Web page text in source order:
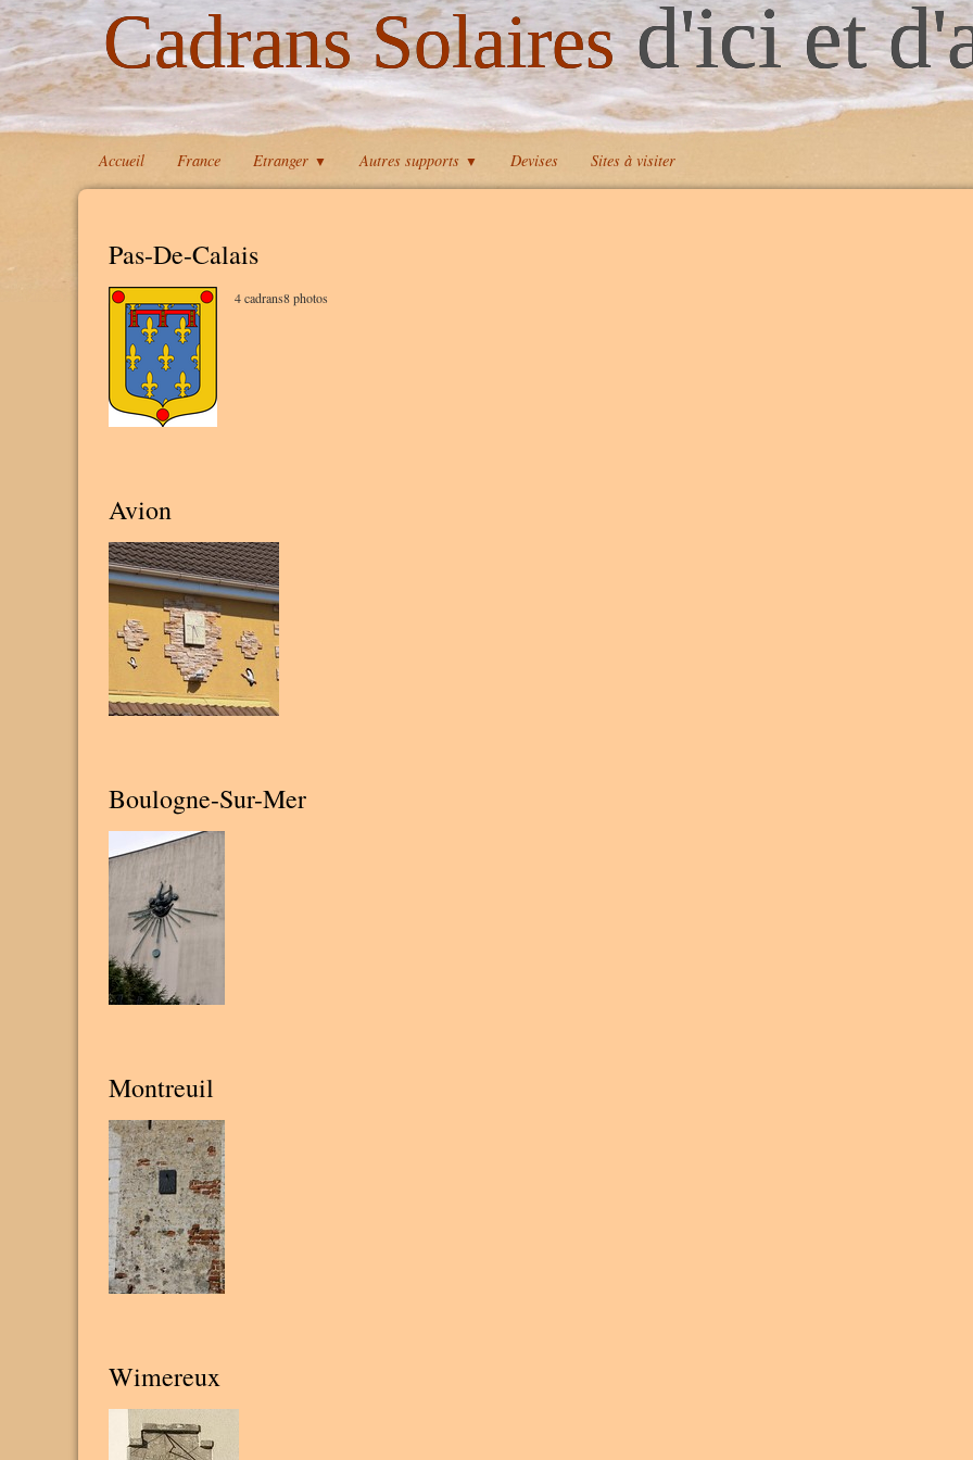
Cadrans Solairesd'ici et
Accueil France Etranger ▼ Autres supports ▼ Devises Sites à visiter
Pas-De-Calais
4 cadrans8 photos
Avion
Boulogne-Sur-Mer
Montreuil
Wimereux